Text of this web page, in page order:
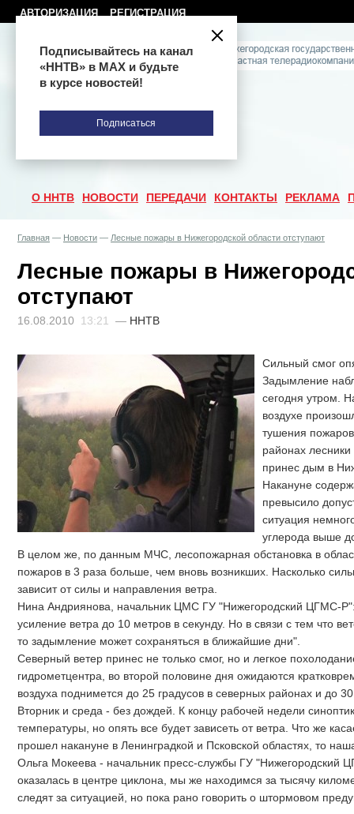
АВТОРИЗАЦИЯ РЕГИСТРАЦИЯ
О ННТВ НОВОСТИ ПЕРЕДАЧИ КОНТАКТЫ РЕКЛАМА
Главная — Новости — Лесные пожары в Нижегородской области отступают
Лесные пожары в
отступают
16.08.2010 13:21 — ННТВ
Сильный смог
Задымление
сегодня утром.
воздухе
тушения
районах
принес дым в
Накануне
превысило
ситуация
углерода выше
В целом же, по данным МЧС, лесопожарная обстановка в
пожаров в 3 раза больше, чем вновь возникших. Насколько
зависит от силы и направления ветра.
Нина Андриянова, начальник ЦМС ГУ "Нижегородский ЦГМС-
усиление ветра до 10 метров в секунду. Но в связи с тем что
то задымление может сохраняться в ближайшие дни".
Северный ветер принес не только смог, но и легкое
гидрометцентра, во второй половине дня ожидаются
воздуха поднимется до 25 градусов в северных районах и до
Вторник и среда - без дождей. К концу рабочей недели
температуры, но опять все будет зависеть от ветра. Что же
прошел накануне в Ленинградкой и Псковской областях, то
Ольга Мокеева - начальник пресс-службы ГУ "Нижегородский
оказалась в центре циклона, мы же находимся за тысячу
следят за ситуацией, но пока рано говорить о штормовом
Подписывайтесь на канал
«ННТВ» в МАХ и будьте
в курсе новостей!
Подписаться